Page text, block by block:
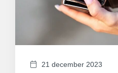
21 december 2023